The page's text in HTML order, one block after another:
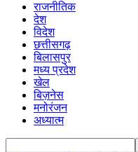
राजनीतिक
देश
विदेश
छत्तीसगढ़
बिलासपुर
मध्य प्रदेश
खेल
बिज़नेस
मनोरंजन
अध्यात्म